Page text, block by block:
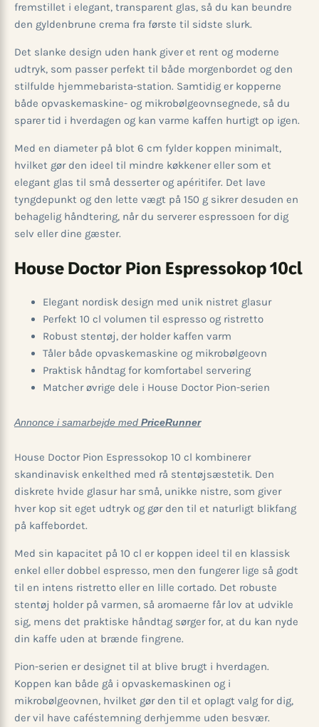
fremstillet i elegant, transparent glas, så du kan beundre
den gyldenbrune crema fra første til sidste slurk.
Det slanke design uden hank giver et rent og moderne
udtryk, som passer perfekt til både morgenbordet og den
stilfulde hjemmebarista-station. Samtidig er kopperne
både opvaskemaskine- og mikrobølgeovnsegnede, så du
sparer tid i hverdagen og kan varme kaffen hurtigt op igen.
Med en diameter på blot 6 cm fylder koppen minimalt,
hvilket gør den ideel til mindre køkkener eller som et
elegant glas til små desserter og apéritifer. Det lave
tyngdepunkt og den lette vægt på 150 g sikrer desuden en
behagelig håndtering, når du serverer espressoen for dig
selv eller dine gæster.
House Doctor Pion Espressokop 10cl
Elegant nordisk design med unik nistret glasur
Perfekt 10 cl volumen til espresso og ristretto
Robust stentøj, der holder kaffen varm
Tåler både opvaskemaskine og mikrobølgeovn
Praktisk håndtag for komfortabel servering
Matcher øvrige dele i House Doctor Pion-serien
Annonce i samarbejde med PriceRunner
House Doctor Pion Espressokop 10 cl kombinerer
skandinavisk enkelthed med rå stentøjsæstetik. Den
diskrete hvide glasur har små, unikke nistre, som giver
hver kop sit eget udtryk og gør den til et naturligt blikfang
på kaffebordet.
Med sin kapacitet på 10 cl er koppen ideel til en klassisk
enkel eller dobbel espresso, men den fungerer lige så godt
til en intens ristretto eller en lille cortado. Det robuste
stentøj holder på varmen, så aromaerne får lov at udvikle
sig, mens det praktiske håndtag sørger for, at du kan nyde
din kaffe uden at brænde fingrene.
Pion-serien er designet til at blive brugt i hverdagen.
Koppen kan både gå i opvaskemaskinen og i
mikrobølgeovnen, hvilket gør den til et oplagt valg for dig,
der vil have caféstemning derhjemme uden besvær.